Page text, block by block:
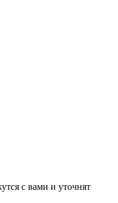
с вами и уточнят